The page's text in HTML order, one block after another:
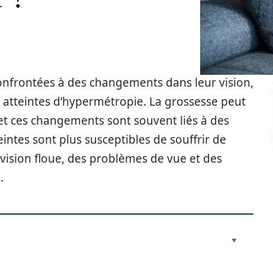
à des changements dans leur vision,
d’hypermétropie. La grossesse peut
ces changements sont souvent liés à des
sont plus susceptibles de souffrir de
floue, des problèmes de vue et des